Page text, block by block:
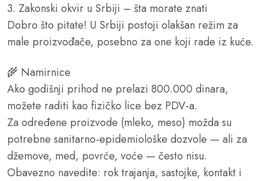
3. Zakonski okvir u Srbiji – šta morate znati
Dobro što pitate! U Srbiji postoji olakšan režim za
male proizvođače, posebno za one koji rade iz kuće.
🌾 Namirnice
Ako godišnji prihod ne prelazi 800.000 dinara,
možete raditi kao fizičko lice bez PDV-a.
Za određene proizvode (mleko, meso) možda su
potrebne sanitarno-epidemiološke dozvole — ali za
džemove, med, povrće, voće — često nisu.
Obavezno navedite: rok trajanja, sastojke, kontakt i